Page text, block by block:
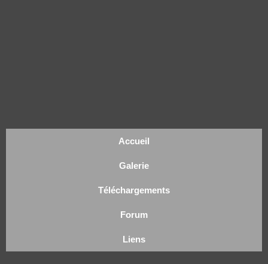
Accueil
Galerie
Téléchargements
Forum
Liens